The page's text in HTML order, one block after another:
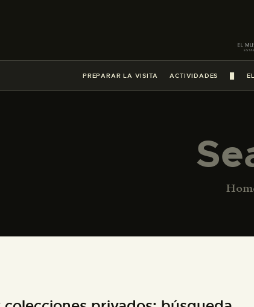
PREPARAR LA VISITA ACTIVIDADES
PREPARAR LA
ACTIVIDADES
█
COLECCIONES